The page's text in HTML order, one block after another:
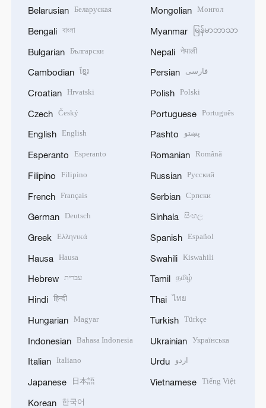
Belarusian Беларуская
Bengali বাংলা
Bulgarian Български
Cambodian ខ្មែរ
Croatian Hrvatski
Czech Český
English English
Esperanto Esperanto
Filipino Filipino
French Français
German Deutsch
Greek Ελληνικά
Hausa Hausa
Hebrew עברית
Hindi हिन्दी
Hungarian Magyar
Indonesian Bahasa Indonesia
Italian Italiano
Japanese 日本語
Korean 한국어
Mongolian Монгол
Myanmar မြန်မာဘာသာ
Nepali नेपाली
Persian فارسی
Polish Polski
Portuguese Português
Pashto پښتو
Romanian Română
Russian Русский
Serbian Српски
Sinhala සිංහල
Spanish Español
Swahili Kiswahili
Tamil தமிழ்
Thai ไทย
Turkish Türkçe
Ukrainian Українська
Urdu اردو
Vietnamese Tiếng Việt